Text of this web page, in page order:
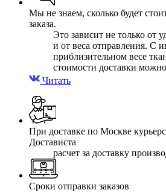
Мы не знаем, сколько будет
заказа.
Это зависит не только от
и от веса отправления. С
приблизительном весе
стоимости доставки можно
Читать
При доставке по Москве
Достависта
расчет за доставку
Сроки отправки заказов